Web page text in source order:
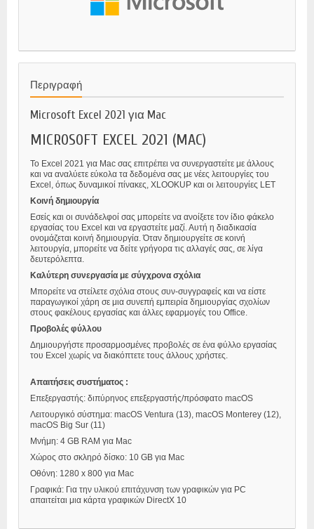
Περιγραφή
Microsoft Excel 2021 για Mac
MICROSOFT EXCEL 2021 (MAC)
Το Excel 2021 για Mac σας επιτρέπει να συνεργαστείτε με άλλους
και να αναλύετε εύκολα τα δεδομένα σας με νέες λειτουργίες του
Excel, όπως δυναμικοί πίνακες, XLOOKUP και οι λειτουργίες LET
Κοινή δημιουργία
Εσείς και οι συνάδελφοί σας μπορείτε να ανοίξετε τον ίδιο φάκελο
εργασίας του Excel και να εργαστείτε μαζί. Αυτή η διαδικασία
ονομάζεται κοινή δημιουργία. Όταν δημιουργείτε σε κοινή
λειτουργία, μπορείτε να δείτε γρήγορα τις αλλαγές σας, σε λίγα
δευτερόλεπτα.
Καλύτερη συνεργασία με σύγχρονα σχόλια
Μπορείτε να στείλετε σχόλια στους συν-συγγραφείς και να είστε
παραγωγικοί χάρη σε μια συνεπή εμπειρία δημιουργίας σχολίων
στους φακέλους εργασίας και άλλες εφαρμογές του Office.
Προβολές φύλλου
Δημιουργήστε προσαρμοσμένες προβολές σε ένα φύλλο εργασίας
του Excel χωρίς να διακόπτετε τους άλλους χρήστες.
Απαιτήσεις συστήματος :
Επεξεργαστής: διπύρηνος επεξεργαστής/πρόσφατο macOS
Λειτουργικό σύστημα: macOS Ventura (13), macOS Monterey (12),
macOS Big Sur (11)
Μνήμη: 4 GB RAM για Mac
Χώρος στο σκληρό δίσκο: 10 GB για Mac
Οθόνη: 1280 x 800 για Mac
Γραφικά: Για την υλικού επιτάχυνση των γραφικών για PC
απαιτείται μια κάρτα γραφικών DirectX 10